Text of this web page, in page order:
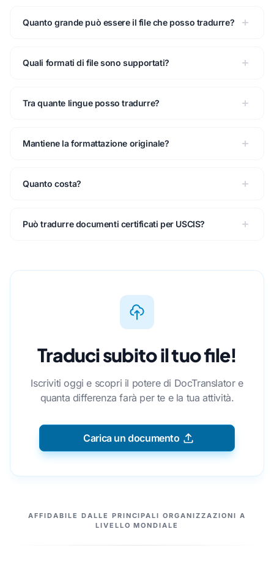
Quanto grande può essere il file che posso tradurre?
Quali formati di file sono supportati?
Tra quante lingue posso tradurre?
Mantiene la formattazione originale?
Quanto costa?
Può tradurre documenti certificati per USCIS?
Traduci subito il tuo file!
Iscriviti oggi e scopri il potere di DocTranslator e
quanta differenza farà per te e la tua attività.
Carica un documento
I NOSTRI PARTNER
AFFIDABILE DALLE PRINCIPALI ORGANIZZAZIONI A
LIVELLO MONDIALE